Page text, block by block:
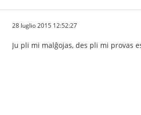
28 luglio 2015 12:52:27
Ju pli mi malĝojas, des pli mi provas